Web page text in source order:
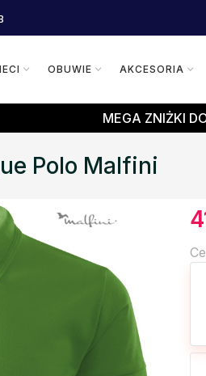
OBUWIE AKCESORIA
MEGA ZNIŻKI
Polo Malfini